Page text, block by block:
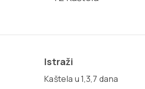
Istraži
Kaštela u 1,3,7 dana